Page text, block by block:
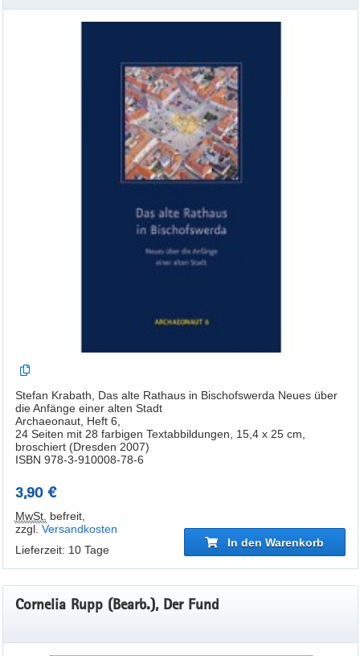
Stefan Krabath, Das alte Rathaus in Bischofswerda Neues über
die Anfänge einer alten Stadt
Archaeonaut, Heft 6,
24 Seiten mit 28 farbigen Textabbildungen, 15,4 x 25 cm,
broschiert (Dresden 2007)
ISBN 978-3-910008-78-6
3,90 €
MwSt. befreit,
zzgl. Versandkosten
Lieferzeit: 10 Tage
In den Warenkorb
Cornelia Rupp (Bearb.), Der Fund